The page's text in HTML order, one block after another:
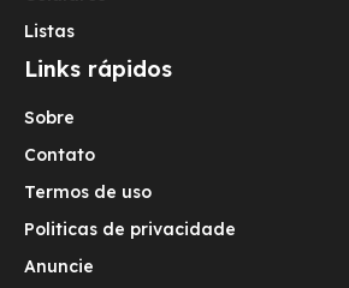
Listas
Links rápidos
Sobre
Contato
Termos de uso
Politicas de privacidade
Anuncie